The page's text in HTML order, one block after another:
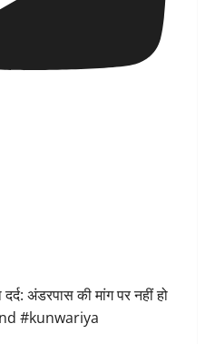
अंडरपास की मांग पर नहीं हो
#kunwariya